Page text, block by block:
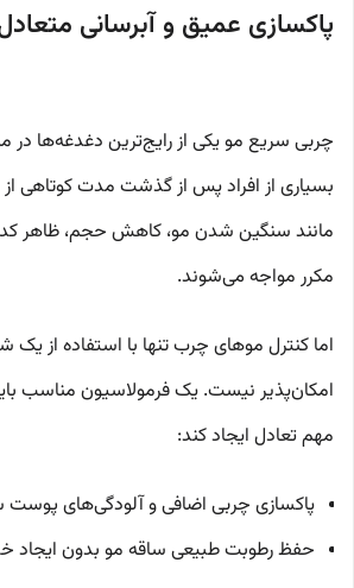
پاکسازی عمیق و آبرسانی
چربی سریع مو یکی از رایج‌ترین دغدغه‌ها در
بسیاری از افراد پس از گذشت مدت کوتاهی
مانند سنگین شدن مو، کاهش حجم، ظاهر
مکرر مواجه می‌شوند.
اما کنترل موهای چرب تنها با استفاده از یک
امکان‌پذیر نیست. یک فرمولاسیون مناسب
مهم تعادل ایجاد کند:
پاکسازی چربی اضافی و آلودگی‌های پوست
حفظ رطوبت طبیعی ساقه مو بدون ایجاد